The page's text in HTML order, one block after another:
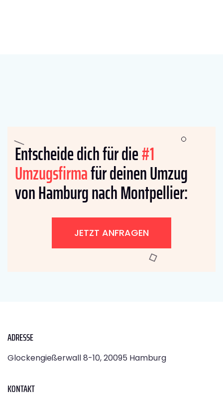
Entscheide dich für die#1
Umzugsfirmafür deinen Umzug
von Hamburg nach Montpellier:
JETZT ANFRAGEN
ADRESSE
Glockengießerwall 8-10, 20095 Hamburg
KONTAKT